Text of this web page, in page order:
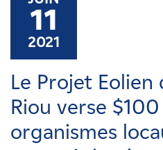
Carrières
Nouvelles
Contactez-nous
Affiliés
11
2021
Le Projet Eolien
Riou verse
organismes